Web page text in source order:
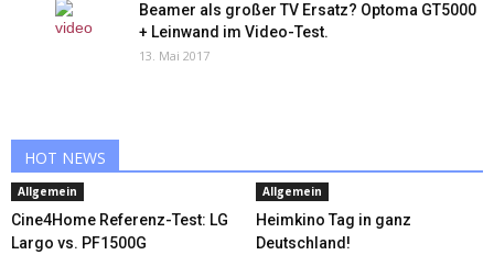
Beamer als großer TV Ersatz? Optoma GT5000
+ Leinwand im Video-Test.
13. Mai 2017
HOT NEWS
Allgemein
Cine4Home Referenz-Test: LG
Largo vs. PF1500G
Allgemein
Heimkino Tag in ganz
Deutschland!